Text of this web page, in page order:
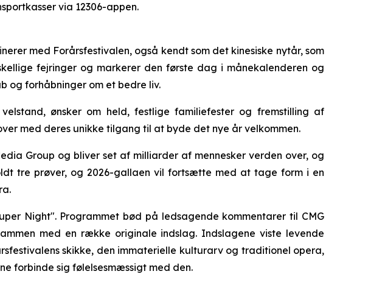
via 12306-appen.
med Forårsfestivalen, også kendt som det kinesiske nytår, som
fejringer og markerer den første dag i månekalenderen og
og forhåbninger om et bedre liv.
ønsker om held, festlige familiefester og fremstilling af
med deres unikke tilgang til at byde det nye år velkommen.
Group og bliver set af milliarder af mennesker verden over, og
tre prøver, og 2026-gallaen vil fortsætte med at tage form i en
Night". Programmet bød på ledsagende kommentarer til CMG
med en række originale indslag. Indslagene viste levende
skikke, den immaterielle kulturarv og traditionel opera,
forbinde sig følelsesmæssigt med den.